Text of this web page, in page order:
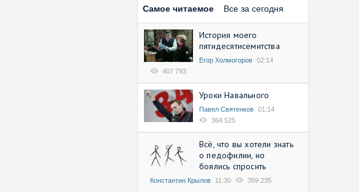
Самое читаемое Все за сегодня
История моего
пятидесятисемитства
Егор Холмогоров 02:14
407 793
Уроки Навального
Павел Святенков 01:14
364 525
Всё, что вы хотели знать
о педофилии, но
боялись спросить
Константин Крылов 11:30 359 235